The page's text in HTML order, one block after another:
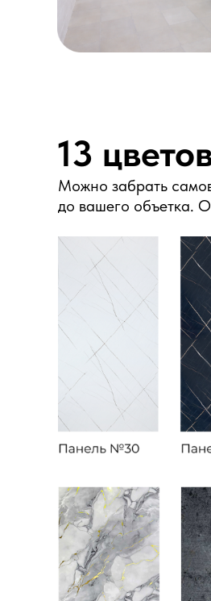
13
Можно забрать
до вашего объетка.